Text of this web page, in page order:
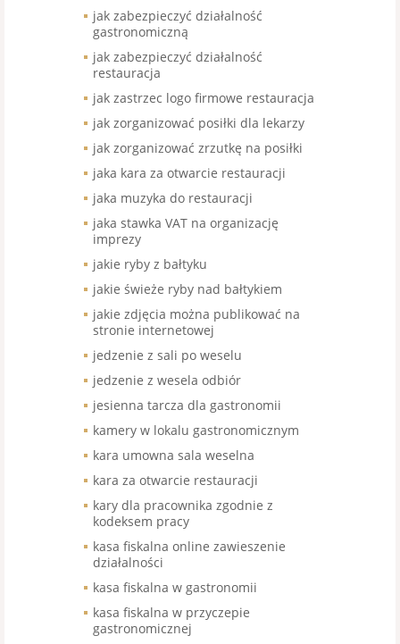
jak zabezpieczyć działalność
gastronomiczną
jak zabezpieczyć działalność
restauracja
jak zastrzec logo firmowe restauracja
jak zorganizować posiłki dla lekarzy
jak zorganizować zrzutkę na posiłki
jaka kara za otwarcie restauracji
jaka muzyka do restauracji
jaka stawka VAT na organizację
imprezy
jakie ryby z bałtyku
jakie świeże ryby nad bałtykiem
jakie zdjęcia można publikować na
stronie internetowej
jedzenie z sali po weselu
jedzenie z wesela odbiór
jesienna tarcza dla gastronomii
kamery w lokalu gastronomicznym
kara umowna sala weselna
kara za otwarcie restauracji
kary dla pracownika zgodnie z
kodeksem pracy
kasa fiskalna online zawieszenie
działalności
kasa fiskalna w gastronomii
kasa fiskalna w przyczepie
gastronomicznej